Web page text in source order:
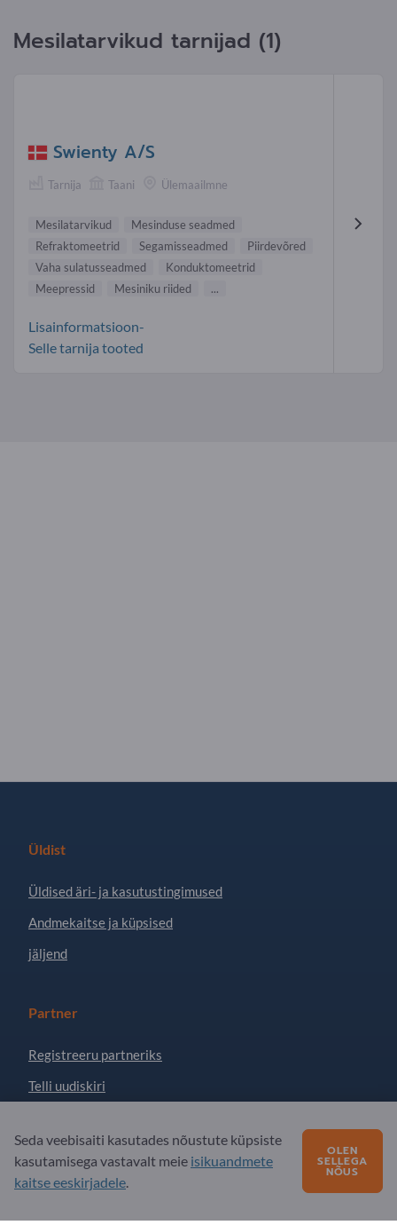
Mesilatarvikud tarnijad (1)
Swienty A/S
Tarnija Taani Ülemaailmne
Mesilatarvikud
Mesinduse seadmed
Refraktomeetrid
Segamisseadmed
Piirdevõred
Vaha sulatusseadmed
Konduktomeetrid
Meepressid
Mesiniku riided ...
Lisainformatsioon-
Selle tarnija tooted
Üldist
Üldised äri- ja kasutustingimused
Andmekaitse ja küpsised
jäljend
Partner
Registreeru partneriks
Telli uudiskiri
Küsimusi?
KKK - korduma kippuvad küsimused
Meie teenuste pakkumine
Seda veebisaiti kasutades nõustute küpsiste
kasutamisega vastavalt meie isikuandmete
kaitse eeskirjadele.
OLEN
SELLEGA
NÕUS